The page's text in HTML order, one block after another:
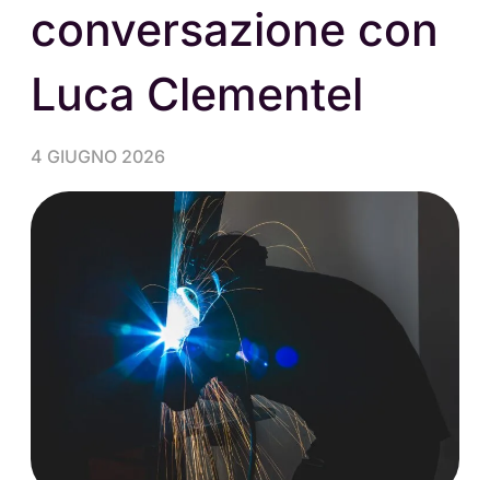
conversazione con
Luca Clementel
4 GIUGNO 2026